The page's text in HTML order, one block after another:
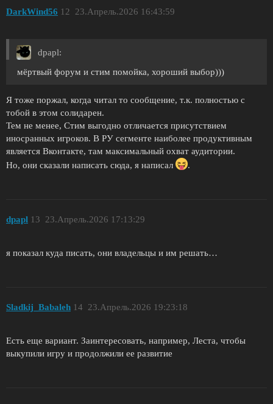
DarkWind56 23.Апрель.2026 16:43:59
12
dpapl:
мёртвый форум и стим помойка, хороший выбор)))
Я тоже поржал, когда читал то сообщение, т.к. полностью с
тобой в этом солидарен.
Тем не менее, Стим выгодно отличается присутствием
иносранных игроков. В РУ сегменте наиболее продуктивным
является Вконтакте, там максимальный охват аудитории.
Но, они сказали написать сюда, я написал
.
dpapl 23.Апрель.2026 17:13:29
13
я показал куда писать, они владельцы и им решать…
Sladkij_Babaleh 23.Апрель.2026 19:23:18
14
Есть еще вариант. Заинтересовать, например, Леста, чтобы
выкупили игру и продолжили ее развитие